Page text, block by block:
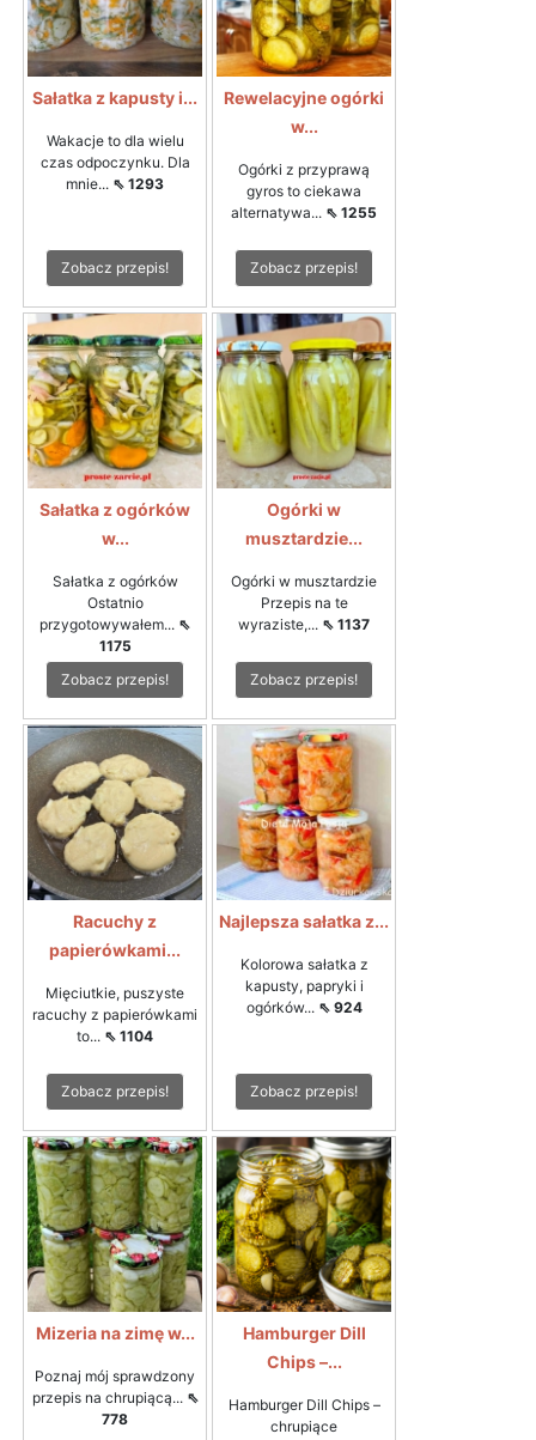
Sałatka z kapusty i...
Wakacje to dla wielu
czas odpoczynku. Dla
mnie... ⇖ 1293
Zobacz przepis!
Rewelacyjne ogórki
w...
Ogórki z przyprawą
gyros to ciekawa
alternatywa... ⇖ 1255
Zobacz przepis!
Sałatka z ogórków
w...
Sałatka z ogórków
Ostatnio
przygotowywałem... ⇖
1175
Zobacz przepis!
Ogórki w
musztardzie...
Ogórki w musztardzie
Przepis na te
wyraziste,... ⇖ 1137
Zobacz przepis!
Racuchy z
papierówkami...
Mięciutkie, puszyste
racuchy z papierówkami
to... ⇖ 1104
Zobacz przepis!
Najlepsza sałatka z...
Kolorowa sałatka z
kapusty, papryki i
ogórków... ⇖ 924
Zobacz przepis!
Mizeria na zimę w...
Poznaj mój sprawdzony
przepis na chrupiącą... ⇖
778
Hamburger Dill
Chips –...
Hamburger Dill Chips –
chrupiące